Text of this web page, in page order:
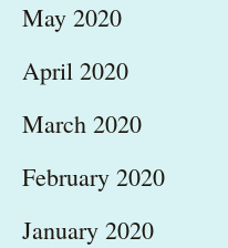
May 2020
April 2020
March 2020
February 2020
January 2020